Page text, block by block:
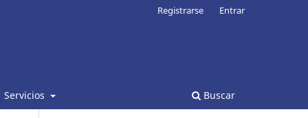
Servicios Buscar
Registrarse Entrar